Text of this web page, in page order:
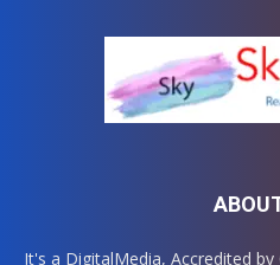
It's a DigitalMedia, Accredited